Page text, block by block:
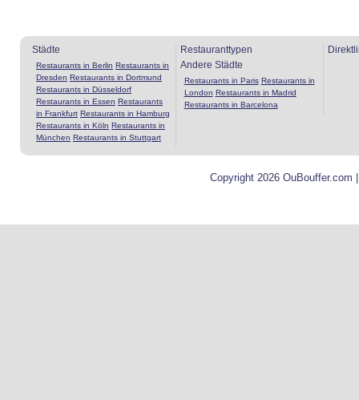
Städte
Restaurants in Berlin Restaurants in
Dresden Restaurants in Dortmund
Restaurants in Düsseldorf
Restaurants in Essen Restaurants
in Frankfurt Restaurants in Hamburg
Restaurants in Köln Restaurants in
München Restaurants in Stuttgart
Restauranttypen
Andere Städte
Restaurants in Paris Restaurants in
London Restaurants in Madrid
Restaurants in Barcelona
Copyright 2026 OuBouffer.com